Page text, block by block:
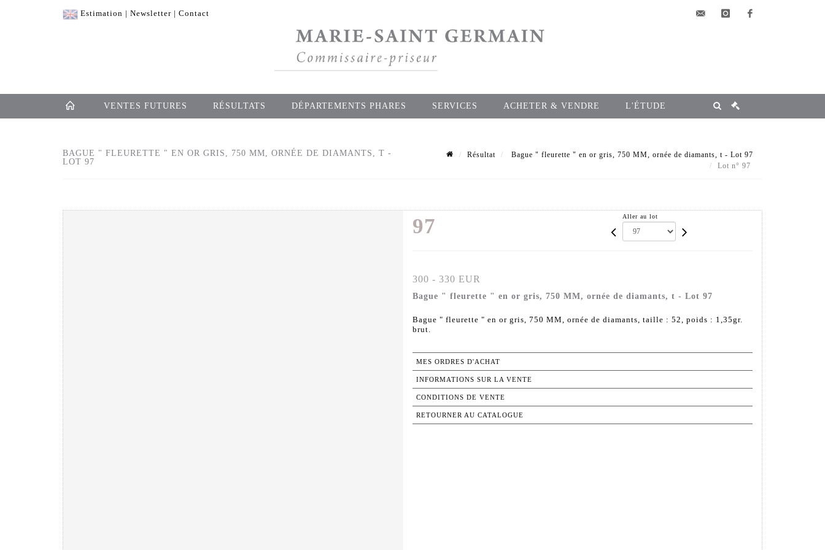
Estimation | Newsletter | Contact
VENTES FUTURES RÉSULTATS DÉPARTEMENTS PHARES SERVICES ACHETER & VENDRE L'ÉTUDE
BAGUE " FLEURETTE " EN OR GRIS, 750 MM, ORNÉE DE DIAMANTS, T -
LOT 97
Résultat
Bague " fleurette " en or gris, 750 MM, ornée de diamants, t - Lot 97
Lot n° 97
97 Aller au lot
300 - 330 EUR
Bague " fleurette " en or gris, 750 MM, ornée de diamants, t - Lot 97
Bague " fleurette " en or gris, 750 MM, ornée de diamants, taille : 52, poids : 1,35gr.
brut.
MES ORDRES D'ACHAT
INFORMATIONS SUR LA VENTE
CONDITIONS DE VENTE
RETOURNER AU CATALOGUE